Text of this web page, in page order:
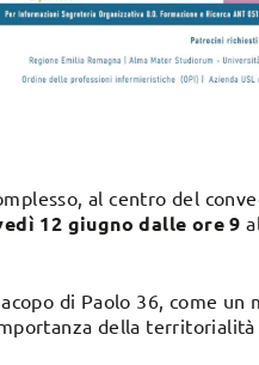
al centro del
12 giugno dalle ore 9
di Paolo 36, come
della territorialità